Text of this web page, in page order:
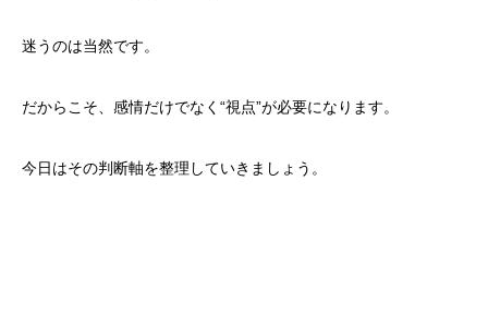
迷うのは当然です。
だからこそ、感情だけでなく“視点”が必要になります。
今日はその判断軸を整理していきましょう。